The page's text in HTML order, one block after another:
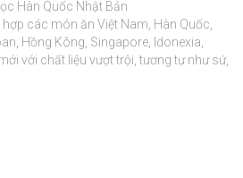
Hàn Quốc Nhật Bản
các món ăn Việt Nam, Hàn Quốc,
Hồng Kông, Singapore, Idonexia,
với chất liệu vượt trội, tương tự như sứ,